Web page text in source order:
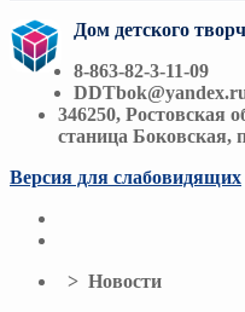
Дом детского
8-863-82-3-11-09
346250, Ростовская
станица Боковская,
Версия для слабовидящих
> Новости